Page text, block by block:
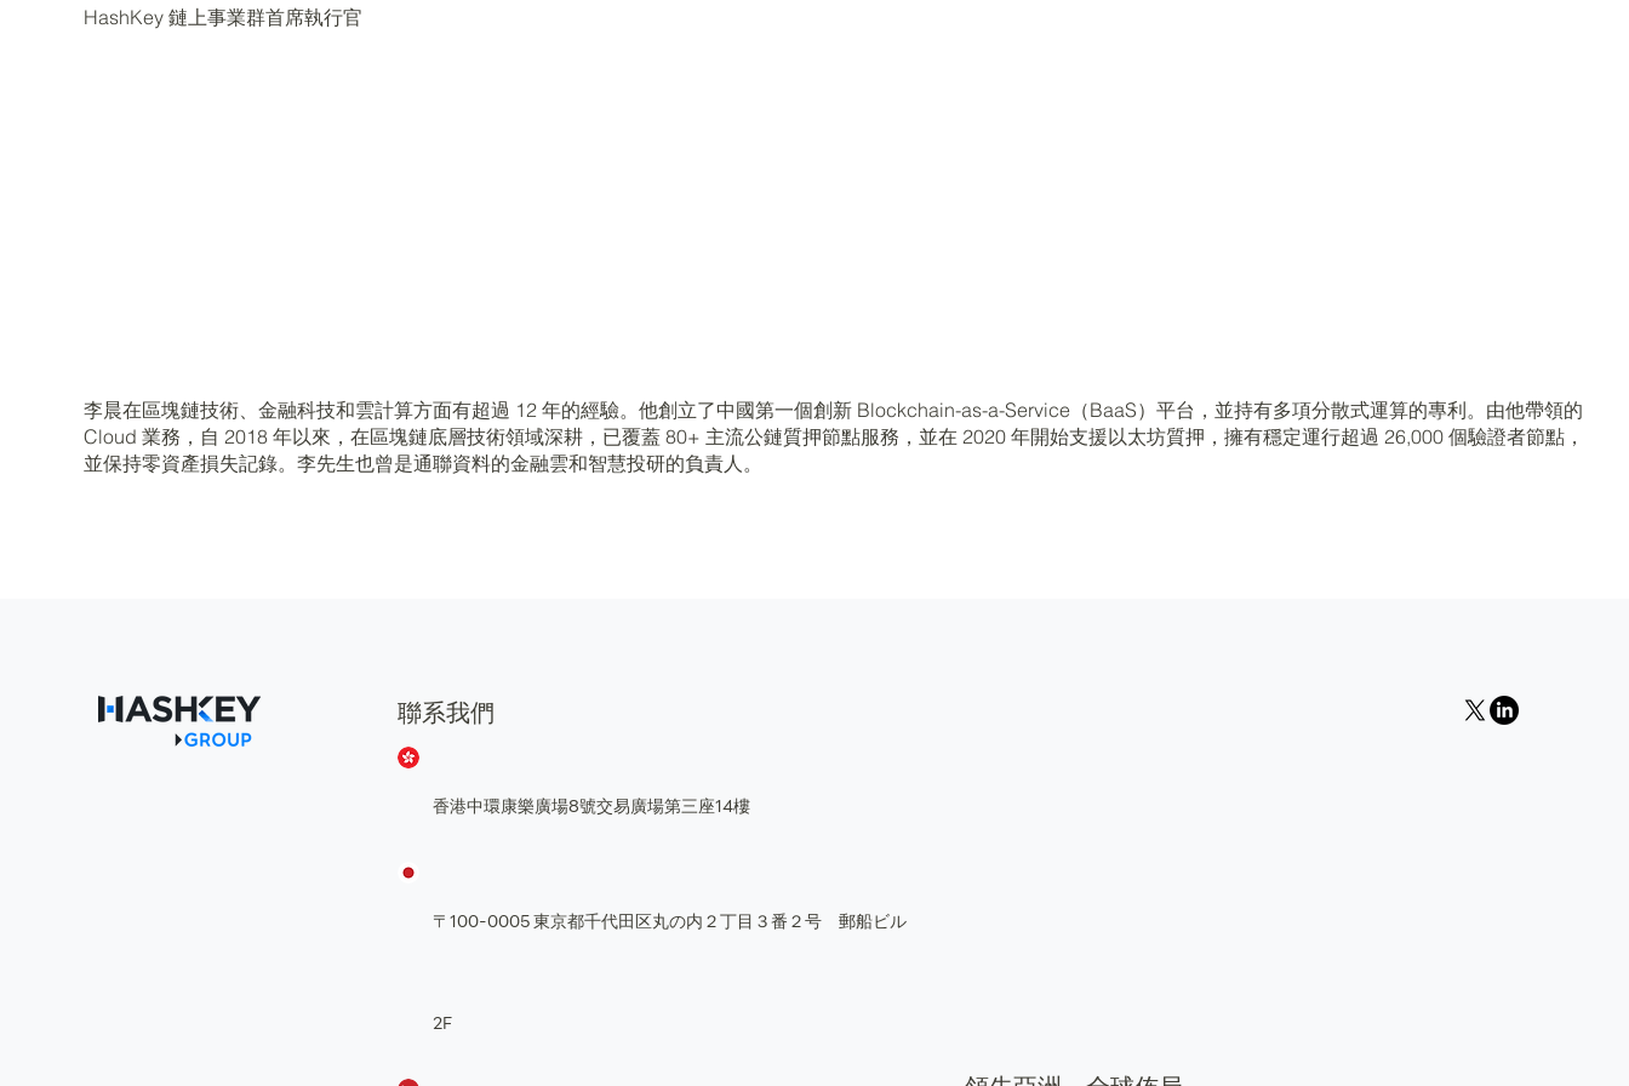
HashKey 鏈上事業群首席執行官
李晨在區塊鏈技術、金融科技和雲計算方面有超過 12 年的經驗。他創立了中國第一個創新 Blockchain-as-a-Service（BaaS）平台，並持有多項分散式運算的專利。由他帶領的
Cloud 業務，自 2018 年以來，在區塊鏈底層技術領域深耕，已覆蓋 80+ 主流公鏈質押節點服務，並在 2020 年開始支援以太坊質押，擁有穩定運行超過 26,000 個驗證者節點，
並保持零資產損失記錄。李先生也曾是通聯資料的金融雲和智慧投研的負責人。
聯系我們
香港中環康樂廣場8號交易廣場第三座14樓
〒100-0005 東京都千代田区丸の内２丁目３番２号 郵船ビル
2F